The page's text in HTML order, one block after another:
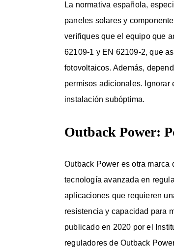
La normativa española,
paneles solares y
verifiques que el equipo que
62109-1 y EN 62109-2, que
fotovoltaicos. Además,
permisos adicionales. Ignorar
instalación subóptima.
Outback Power:
Outback Power es otra marca
tecnología avanzada en
aplicaciones que requieren
resistencia y capacidad para
publicado en 2020 por el
reguladores de Outback